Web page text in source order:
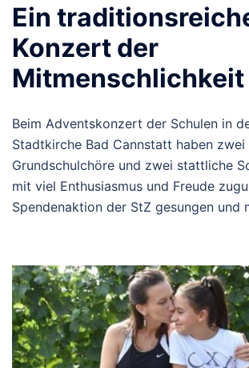
Ein
Konzert der
Mitmenschlichkeit
Beim Adventskonzert der Schulen in
Stadtkirche Bad Cannstatt haben zwei
Grundschulchöre und zwei stattliche
mit viel Enthusiasmus und Freude
Spendenaktion der StZ gesungen und